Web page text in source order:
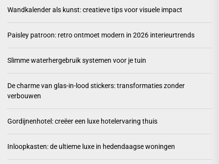
Wandkalender als kunst: creatieve tips voor visuele impact
Paisley patroon: retro ontmoet modern in 2026 interieurtrends
Slimme waterhergebruik systemen voor je tuin
De charme van glas-in-lood stickers: transformaties zonder
verbouwen
Gordijnenhotel: creëer een luxe hotelervaring thuis
Inloopkasten: de ultieme luxe in hedendaagse woningen